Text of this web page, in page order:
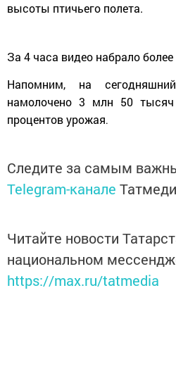
высоты птичьего полета.
За 4 часа видео набрало
Напомним, на
намолочено 3 млн 50
процентов урожая.
Следите за самым
Telegram-канале
Читайте новости
национальном
https://max.ru/tatmedia